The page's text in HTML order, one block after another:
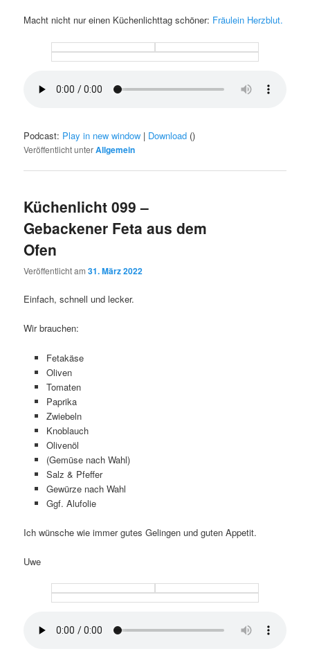
Macht nicht nur einen Küchenlichttag schöner: Fräulein Herzblut.
Podcast: Play in new window | Download ()
Veröffentlicht unterAllgemein
Küchenlicht 099 –
Gebackener Feta aus dem
Ofen
Veröffentlicht am31. März 2022
Einfach, schnell und lecker.
Wir brauchen:
Fetakäse
Oliven
Tomaten
Paprika
Zwiebeln
Knoblauch
Olivenöl
(Gemüse nach Wahl)
Salz & Pfeffer
Gewürze nach Wahl
Ggf. Alufolie
Ich wünsche wie immer gutes Gelingen und guten Appetit.
Uwe